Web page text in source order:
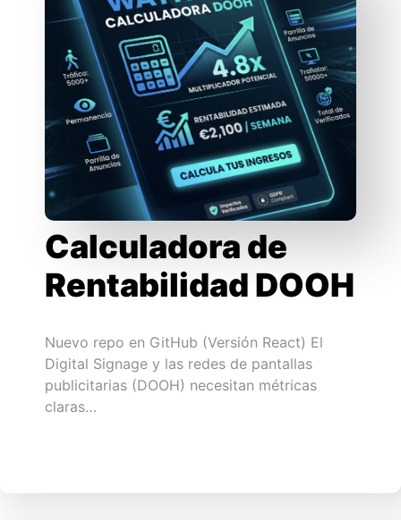
Calculadora de
Rentabilidad DOOH
Nuevo repo en GitHub (Versión React) El
Digital Signage y las redes de pantallas
publicitarias (DOOH) necesitan métricas
claras…